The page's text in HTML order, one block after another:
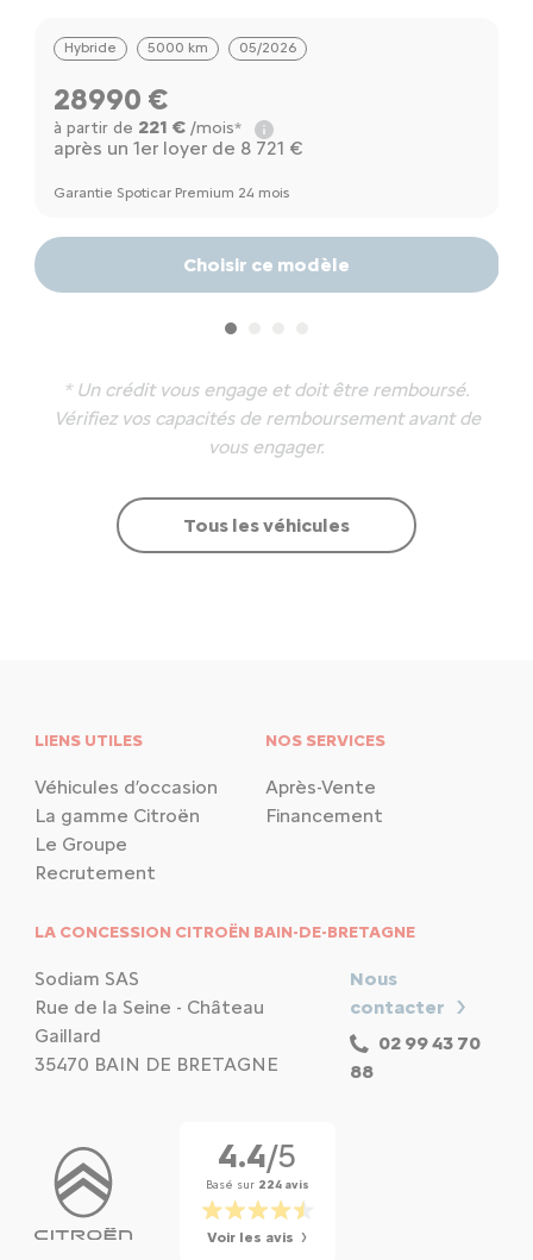
Hybride 5000 km 05/2026
28990 €
à partir de 221 €/mois*
après un 1er loyer de 8 721 €
Garantie Spoticar Premium 24 mois
Choisir ce modèle
* Un crédit vous engage et doit être remboursé.
Vérifiez vos capacités de remboursement avant de
vous engager.
Tous les véhicules
LIENS UTILES
Véhicules d’occasion
La gamme Citroën
Le Groupe
Recrutement
NOS SERVICES
Après-Vente
Financement
LA CONCESSION CITROËN BAIN-DE-BRETAGNE
Sodiam SAS
Rue de la Seine - Château
Gaillard
35470 BAIN DE BRETAGNE
Nous
contacter
02 99 43 70
88
4.4/5
Basé sur 224 avis
Voir les avis